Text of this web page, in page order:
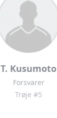
T. Kusumoto
Forsvarer
Trøje #5